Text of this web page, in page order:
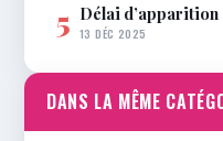
5 Délai
13 DÉC 2025
DANS LA MÊME